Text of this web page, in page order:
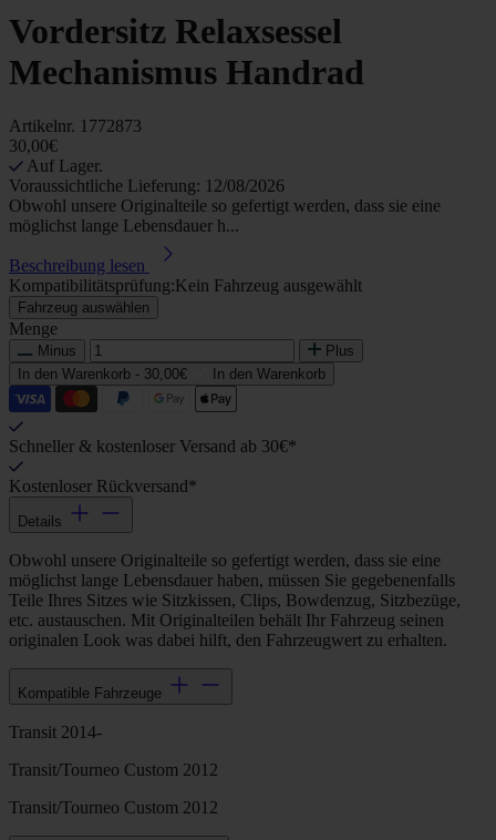
Vordersitz Relaxsessel
Mechanismus Handrad
Artikelnr. 1772873
30,00€
Auf Lager.
Voraussichtliche Lieferung: 12/08/2026
Obwohl unsere Originalteile so gefertigt werden, dass sie eine
möglichst lange Lebensdauer h...
Beschreibung lesen
Kompatibilitätsprüfung:Kein Fahrzeug ausgewählt
Fahrzeug auswählen
Menge
Minus
Plus
In den Warenkorb - 30,00€ In den Warenkorb
Schneller & kostenloser Versand ab 30€*
Kostenloser Rückversand*
Details
Obwohl unsere Originalteile so gefertigt werden, dass sie eine
möglichst lange Lebensdauer haben, müssen Sie gegebenenfalls
Teile Ihres Sitzes wie Sitzkissen, Clips, Bowdenzug, Sitzbezüge,
etc. austauschen. Mit Originalteilen behält Ihr Fahrzeug seinen
originalen Look was dabei hilft, den Fahrzeugwert zu erhalten.
Kompatible Fahrzeuge
Transit 2014-
Transit/Tourneo Custom 2012
Transit/Tourneo Custom 2012